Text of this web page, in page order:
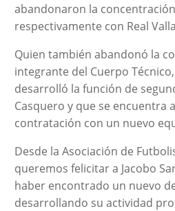
abandonaron la
respectivamente con Real
Quien también abandonó la
integrante del Cuerpo
desarrolló la función de
Casquero y que se encuentra
contratación con un nuevo
Desde la Asociación de
queremos felicitar a Jacobo
haber encontrado un nuevo
desarrollando su actividad